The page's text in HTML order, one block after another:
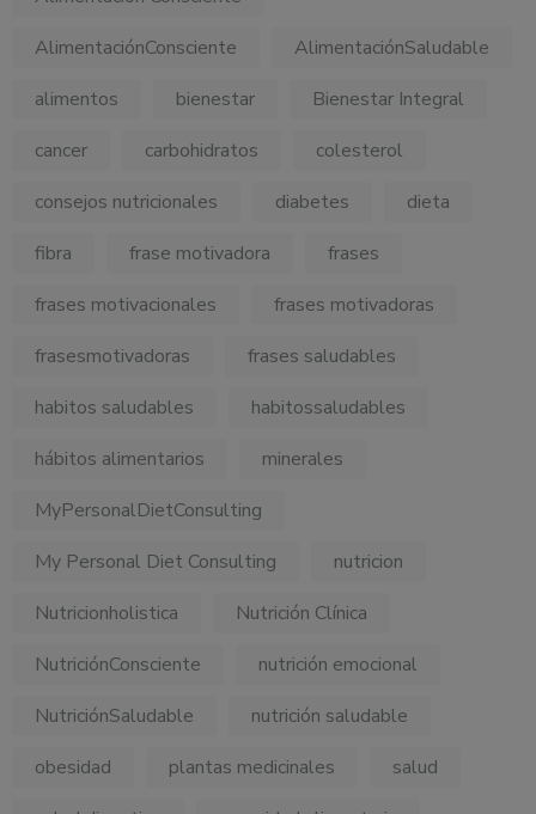
AlimentaciónConsciente
AlimentaciónSaludable
alimentos
bienestar
Bienestar Integral
cancer
carbohidratos
colesterol
consejos nutricionales
diabetes
dieta
fibra
frase motivadora
frases
frases motivacionales
frases motivadoras
frasesmotivadoras
frases saludables
habitos saludables
habitossaludables
hábitos alimentarios
minerales
MyPersonalDietConsulting
My Personal Diet Consulting
nutricion
Nutricionholistica
Nutrición Clínica
NutriciónConsciente
nutrición emocional
NutriciónSaludable
nutrición saludable
obesidad
plantas medicinales
salud